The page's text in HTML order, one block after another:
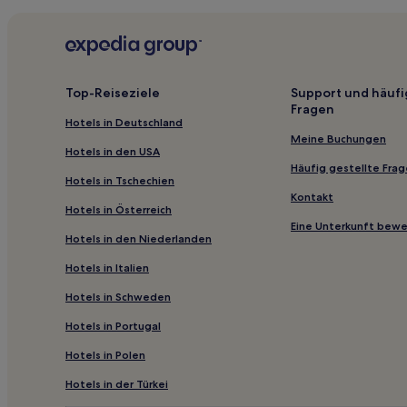
Olden Hotels
Hotels nahe Sterling County Courthouse
Hotels nahe The Horseshoe Midland County
Iraan Hotels
Hotels nahe Permian Basin Vietnam Veterans
Midland Hotels
Brownfield Hotels
Hotels nahe O.S. Ranch Museum
Hotels nahe Great Egg Harbor Bay
Top-Reiseziele
Hotels in Deutschland
Hotels in den USA
Hotels in Tschechien
Hotels in Österreich
Hotels in den Niederlanden
Hotels in Italien
Hotels in Schweden
Hotels in Portugal
Hotels in Polen
Hotels in der Türkei
Support und
Fragen
Meine Buchungen
Häufig gestellte
Kontakt
Eine Unterkunft